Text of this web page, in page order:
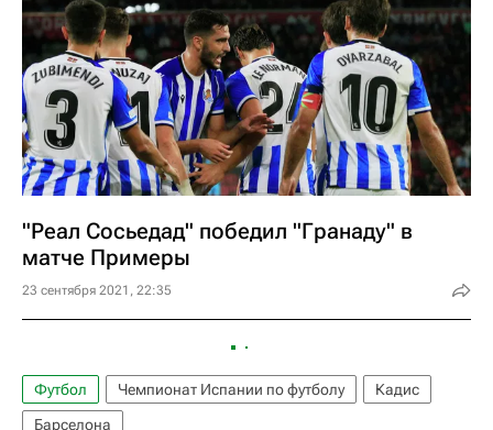
"Реал Сосьедад" победил "Гранаду" в
матче Примеры
23 сентября 2021, 22:35
Футбол Чемпионат Испании по футболу
Кадис
Барселона